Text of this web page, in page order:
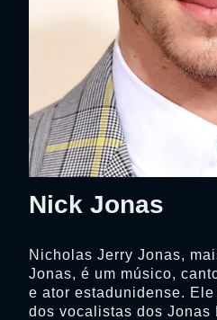
Nick Jonas
Nicholas Jerry Jonas,
Jonas, é um músico,
e ator estadunidense.
dos vocalistas dos Jonas